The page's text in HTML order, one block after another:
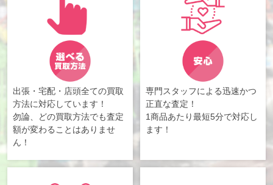
出張・宅配・店頭全ての買取
方法に対応しています！
勿論、どの買取方法でも査定
額が変わることはありませ
ん！
専門スタッフによる迅速かつ
正直な査定！
1商品あたり最短5分で対応し
ます！